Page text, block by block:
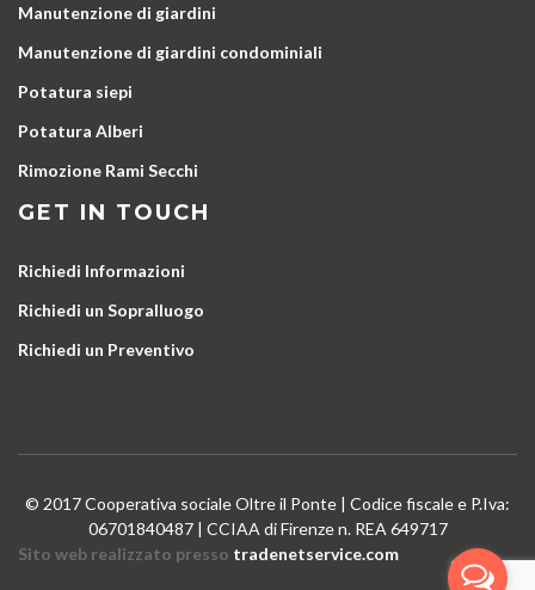
Manutenzione di giardini
Manutenzione di giardini condominiali
Potatura siepi
Potatura Alberi
Rimozione Rami Secchi
GET IN TOUCH
Richiedi Informazioni
Richiedi un Sopralluogo
Richiedi un Preventivo
© 2017 Cooperativa sociale Oltre il Ponte | Codice fiscale e P.Iva:
06701840487 | CCIAA di Firenze n. REA 649717
Sito web realizzato presso tradenetservice.com